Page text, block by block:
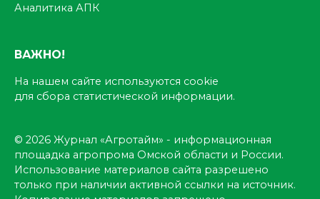
Аналитика АПК
ВАЖНО!
На нашем сайте используются cookie
для сбора статистической информации.
© 2026 Журнал «Агротайм» - информационная
площадка агропрома Омской области и России.
Использование материалов сайта разрешено
только при наличии активной ссылки на источник.